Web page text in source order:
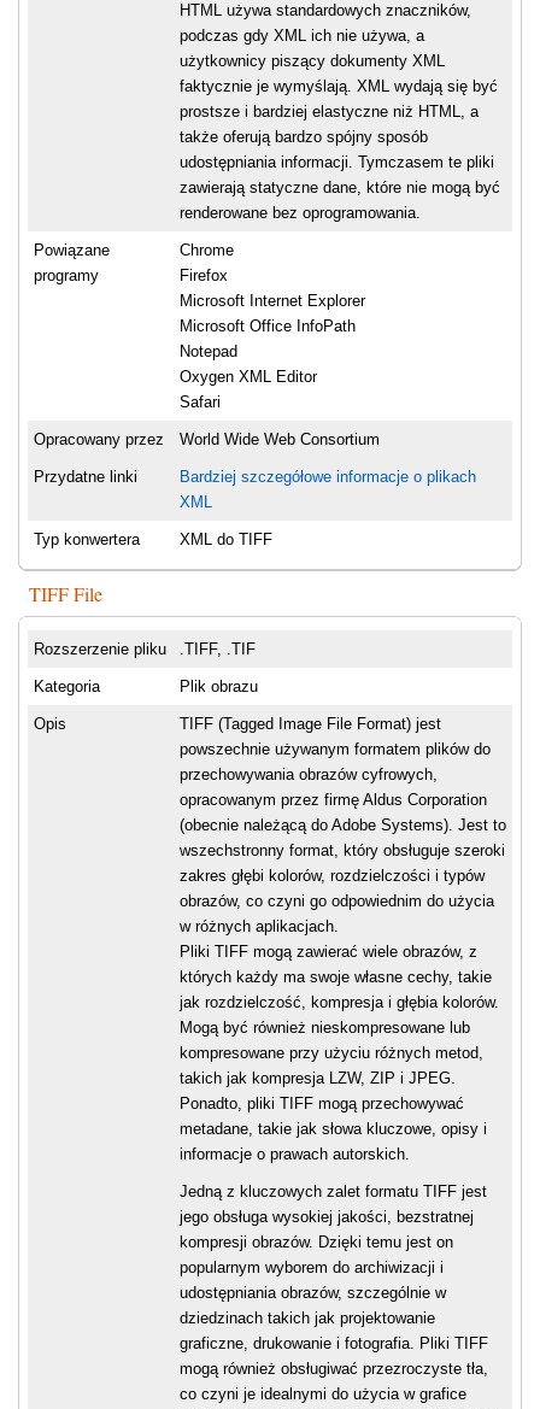
HTML używa standardowych znaczników,
podczas gdy XML ich nie używa, a
użytkownicy piszący dokumenty XML
faktycznie je wymyślają. XML wydają się być
prostsze i bardziej elastyczne niż HTML, a
także oferują bardzo spójny sposób
udostępniania informacji. Tymczasem te pliki
zawierają statyczne dane, które nie mogą być
renderowane bez oprogramowania.
Powiązane
programy
Chrome
Firefox
Microsoft Internet Explorer
Microsoft Office InfoPath
Notepad
Oxygen XML Editor
Safari
Opracowany przez World Wide Web Consortium
Przydatne linki
Bardziej szczegółowe informacje o plikach
XML
Typ konwertera XML do TIFF
TIFF File
Rozszerzenie pliku .TIFF, .TIF
Kategoria Plik obrazu
Opis
TIFF (Tagged Image File Format) jest
powszechnie używanym formatem plików do
przechowywania obrazów cyfrowych,
opracowanym przez firmę Aldus Corporation
(obecnie należącą do Adobe Systems). Jest to
wszechstronny format, który obsługuje szeroki
zakres głębi kolorów, rozdzielczości i typów
obrazów, co czyni go odpowiednim do użycia
w różnych aplikacjach.
Pliki TIFF mogą zawierać wiele obrazów, z
których każdy ma swoje własne cechy, takie
jak rozdzielczość, kompresja i głębia kolorów.
Mogą być również nieskompresowane lub
kompresowane przy użyciu różnych metod,
takich jak kompresja LZW, ZIP i JPEG.
Ponadto, pliki TIFF mogą przechowywać
metadane, takie jak słowa kluczowe, opisy i
informacje o prawach autorskich.
Jedną z kluczowych zalet formatu TIFF jest
jego obsługa wysokiej jakości, bezstratnej
kompresji obrazów. Dzięki temu jest on
popularnym wyborem do archiwizacji i
udostępniania obrazów, szczególnie w
dziedzinach takich jak projektowanie
graficzne, drukowanie i fotografia. Pliki TIFF
mogą również obsługiwać przezroczyste tła,
co czyni je idealnymi do użycia w grafice